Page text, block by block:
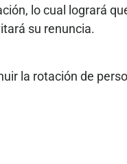
lo cual logrará
su renuncia.
la rotación de